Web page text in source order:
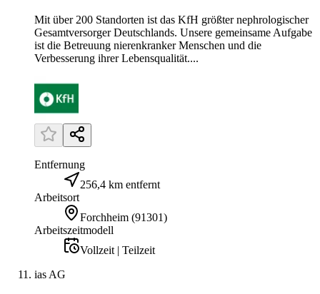
Mit über 200 Standorten ist das KfH größter nephrologischer
Gesamtversorger Deutschlands. Unsere gemeinsame Aufgabe
ist die Betreuung nierenkranker Menschen und die
Verbesserung ihrer Lebensqualität....
Entfernung
256,4 km entfernt
Arbeitsort
Forchheim (91301)
Arbeitszeitmodell
Vollzeit | Teilzeit
ias AG